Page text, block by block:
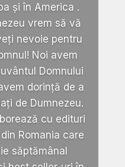
și în America .
vrem să vă
nevoie pentru
Noi avem
Domnului
dorință de a
de Dumnezeu.
cu edituri
Romania care
săptămânal